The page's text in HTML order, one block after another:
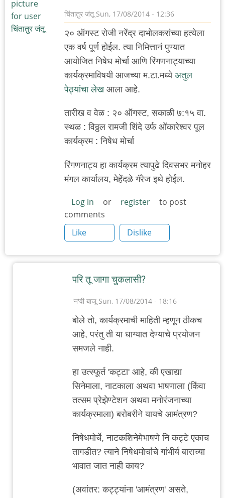
चिंतातुर जंतूSun, 17/08/2014 - 12:36
२० ऑगस्ट रोजी नरेंद्र दाभोलकरांच्या हत्येला
एक वर्ष पूर्ण होईल. त्या निमित्तानं पुण्यात
आयोजित निषेध मोर्चा आणि रिंगणनाट्याच्या
कार्यक्रमाविषयी आजच्या म.टा.मध्ये अतुल
पेठ्यांचा लेखआला आहे.
तारीख व वेळ : २० ऑगस्ट, सकाळी ७:१५ वा.
स्थळ : विठ्ठल रामजी शिंदे उर्फ ओंकारेश्वर पूल
कार्यक्रम : निषेध मोर्चा
रिंगणनाट्य हा कार्यक्रम त्यापुढे दिवसभर मनोहर
मंगल कार्यालय, मेहेंदळे गॅरेज इथे होईल.
Log in or register
to post
comments
Like
Dislike
परि तू जागा चुकलासी?
'न'वी बाजू Sun, 17/08/2014 - 18:16
In
reply
जागरण
by
चिंतातुर
जंतू
बोले तो, कार्यक्रमाची माहिती म्हणून ठीकच
आहे, परंतु ती या धाग्यात देण्याचे प्रयोजन
समजले नाही.
हा उत्स्फूर्त 'कट्टा' आहे, की एखाद्या
सिनेमाला, नाटकाला अथवा भाषणाला (किंवा
तत्सम प्रेझेण्टेशन अथवा मनोरंजनाच्या
कार्यक्रमाला) बरोबरीने यायचे आमंत्रण?
निषेधमोर्चे, नाटकशिनेमेभाषणे नि कट्टे एकाच
तागडीत? त्याने निषेधमोर्चाचे गांभीर्य बाराच्या
भावात जात नाही काय?
(अवांतर: कट्ट्यांना 'आमंत्रण' असते,